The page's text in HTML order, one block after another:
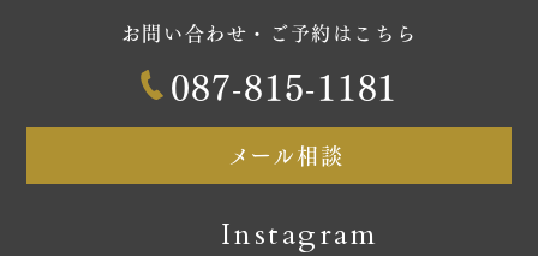
お問い合わせ・ご予約はこちら
087-815-1181
メール相談
Instagram